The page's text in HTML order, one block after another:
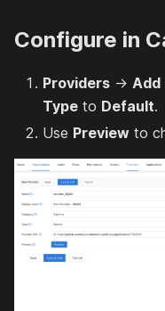
Configure in
Providers → Add
Type to Default.
Use Preview to